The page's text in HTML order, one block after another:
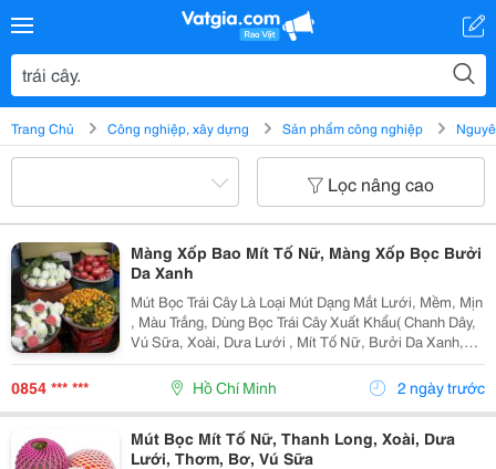
Trang Chủ Công nghiệp, xây dựng Sản phẩm công nghiệp
Lọc nâng cao
Màng Xốp Bao Mít Tố Nữ, Màng Xốp Bọc Bưởi
Da Xanh
Mút Bọc Trái Cây Là Loại Mút Dạng Mắt Lưới, Mềm, Mịn
, Màu Trắng, Dùng Bọc Trái Cây Xuất Khẩu( Chanh Dây,
Vú Sữa, Xoài, Dưa Lưới , Mít Tố Nữ, Bưởi Da Xanh,
Trái Thơm. . . ), Đặc Biệt Có Loại Mút Một Đầu Lớn, Một
Đầu Nhỏ Bọc Trái Ổi Đài Loan Ngay Từ K
0854 *** *** Hồ Chí Minh 2 ngày trước
Mút Bọc Mít Tố Nữ, Thanh Long, Xoài, Dưa
Lưới, Thơm, Bơ, Vú Sữa